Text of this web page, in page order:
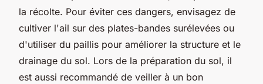
la récolte. Pour éviter ces dangers, envisagez de
cultiver l'ail sur des plates-bandes surélevées ou
d'utiliser du paillis pour améliorer la structure et le
drainage du sol. Lors de la préparation du sol, il
est aussi recommandé de veiller à un bon